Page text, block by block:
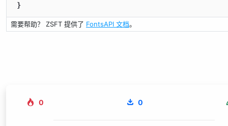
}
需要帮助？ ZSFT 提供了 FontsAPI 文档。
0 0